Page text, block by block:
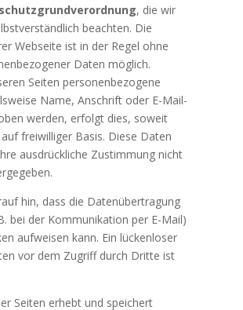
, die wir
beachten. Die
Webseite ist in der Regel ohne
Daten möglich.
Seiten personenbezogene
Name, Anschrift oder E-Mail-
werden, erfolgt dies, soweit
freiwilliger Basis. Diese Daten
ausdrückliche Zustimmung nicht
hin, dass die Datenübertragung
bei der Kommunikation per E-Mail)
aufweisen kann. Ein lückenloser
vor dem Zugriff durch Dritte ist
Seiten erhebt und speichert